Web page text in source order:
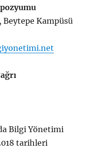
Beytepe Kampüsü
Bilgi Yönetimi
tarihleri